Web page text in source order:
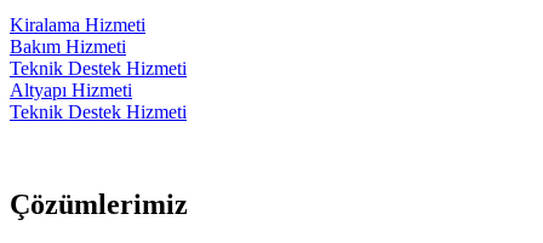
Kiralama Hizmeti
Bakım Hizmeti
Teknik Destek Hizmeti
Altyapı Hizmeti
Teknik Destek Hizmeti
Çözümlerimiz